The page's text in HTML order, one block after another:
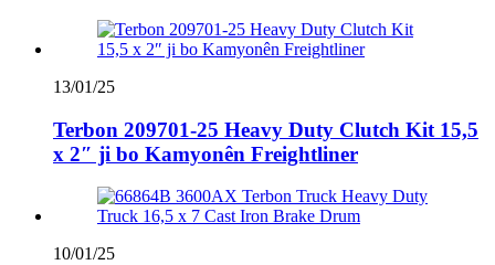
13/01/25
Terbon 209701-25 Heavy Duty Clutch Kit 15,5
x 2″ ji bo Kamyonên Freightliner
10/01/25